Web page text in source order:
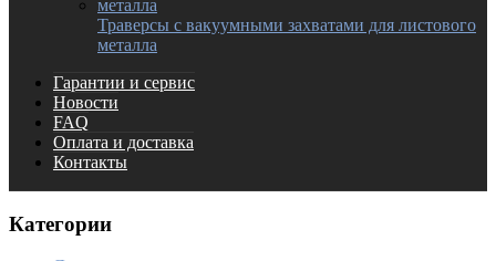
Траверсы с вакуумными захватами для листового
металла
Гарантии и сервис
Новости
FAQ
Оплата и доставка
Контакты
Категории